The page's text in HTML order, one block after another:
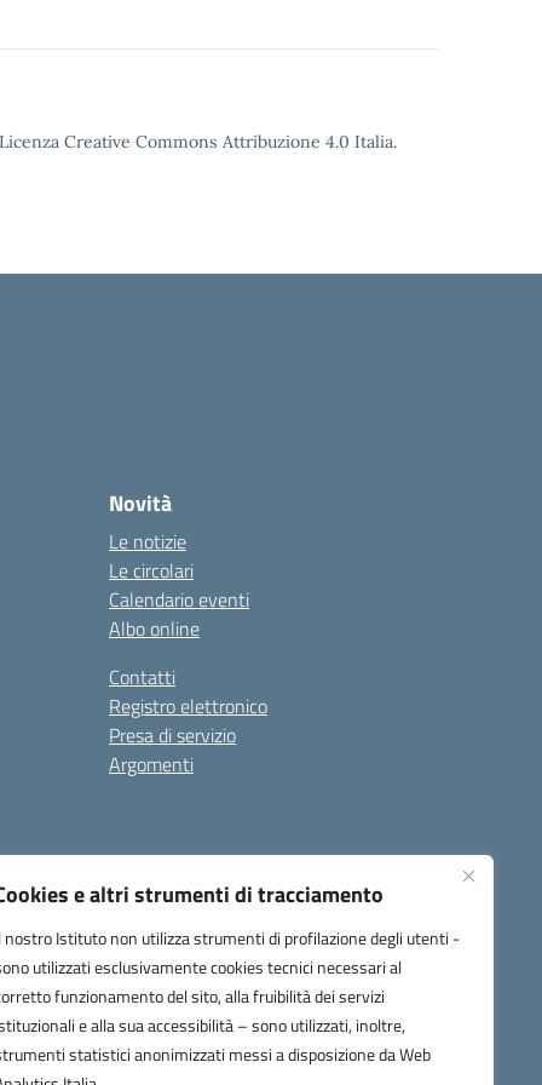
e altri strumenti di tracciamento
nostro Istituto non utilizza strumenti di profilazione degli utenti -
utilizzati esclusivamente cookies tecnici necessari al
funzionamento del sito, alla fruibilità dei servizi
e alla sua accessibilità – sono utilizzati, inoltre,
statistici anonimizzati messi a disposizione da Web
Creative Commons Attribuzione 4.0 Italia.
Novità
Le notizie
Le circolari
Calendario eventi
Albo online
Contatti
Registro elettronico
Presa di servizio
Argomenti